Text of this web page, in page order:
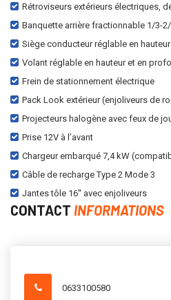
Rétroviseurs extérieurs électriques,
Banquette arrière fractionnable 1/3-
Siège conducteur réglable en hauteur
Volant réglable en hauteur et en
Frein de stationnement électrique
Pack Look extérieur (enjoliveurs de
Projecteurs halogène avec feux de
Prise 12V à l’avant
Chargeur embarqué 7,4 kW
Câble de recharge Type 2 Mode 3
Jantes tôle 16'' avec enjoliveurs
CONTACT INFORMATIONS
0633100580